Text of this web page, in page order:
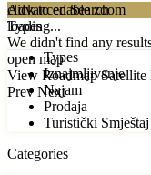
click to enable zoom
loading...
We didn't find any
open map
View Roadmap Satellite
Prev Next
Advanced Search
Types
Types
Iznajmljivanje
Najam
Prodaja
Turistički Smještaj
Categories